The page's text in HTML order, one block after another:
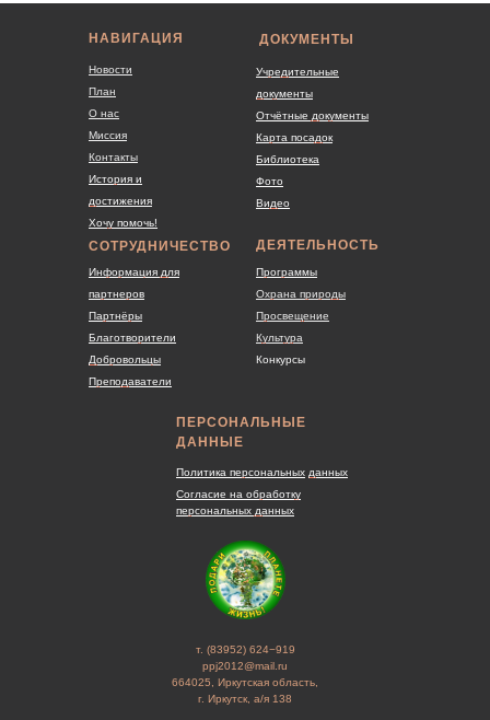
т. (83952) 624−919
ppj2012@mail.ru
664025, Иркутская область,
г. Иркутск, а/я 138
ДЕЯТЕЛЬНОСТЬ
ПЕРСОНАЛЬНЫЕ
ДАННЫЕ
НАВИГАЦИЯ
Новости
План
О нас
Миссия
Контакты
История и
достижения
Хочу помочь!
Программы
Охрана природы
Просвещение
Культура
Конкурсы
СОТРУДНИЧЕСТВО
Информация для
партнеров
Партнёры
Благотворители
Добровольцы
Преподаватели
ДОКУМЕНТЫ
Учредительные
документы
Отчётные документы
Карта посадок
Библиотека
Фото
Видео
Политика персональных данных
Согласие на обработку
персональных данных